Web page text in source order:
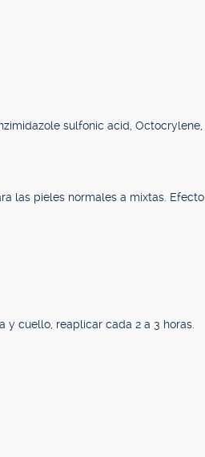
sulfonic acid, Octocrylene,
las pieles normales a mixtas. Efecto
y cuello, reaplicar cada 2 a 3 horas.